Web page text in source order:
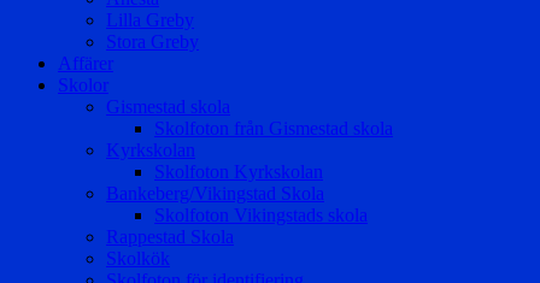
Lilla Greby
Stora Greby
Affärer
Skolor
Gismestad skola
Skolfoton från Gismestad skola
Kyrkskolan
Skolfoton Kyrkskolan
Bankeberg/Vikingstad Skola
Skolfoton Vikingstads skola
Rappestad Skola
Skolkök